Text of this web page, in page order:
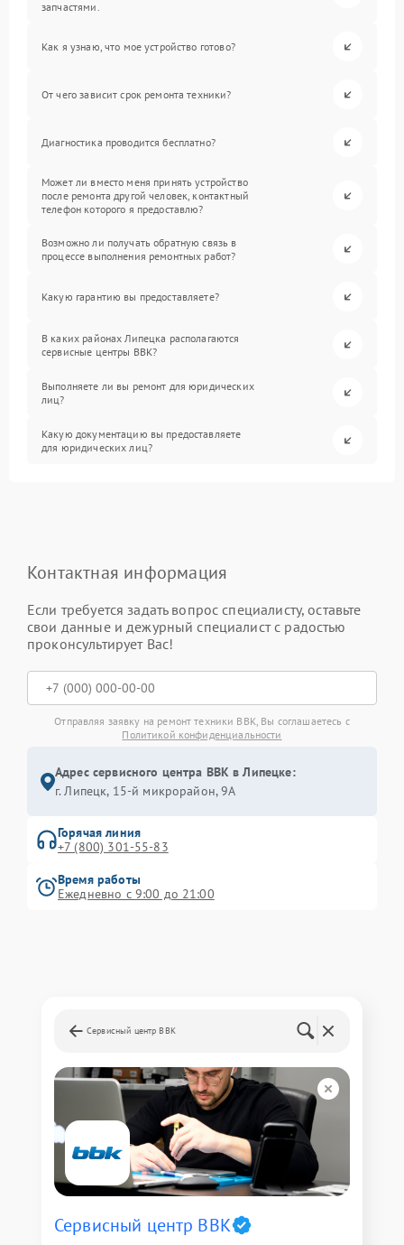
запчастями.
Как я узнаю, что мое устройство готово?
От чего зависит срок ремонта техники?
Диагностика проводится бесплатно?
Может ли вместо меня принять устройство
после ремонта другой человек, контактный
телефон которого я предоставлю?
Возможно ли получать обратную связь в
процессе выполнения ремонтных работ?
Какую гарантию вы предоставляете?
В каких районах Липецка располагаются
сервисные центры BBK?
Выполняете ли вы ремонт для юридических
лиц?
Какую документацию вы предоставляете
для юридических лиц?
Контактная информация
Если требуется задать вопрос специалисту, оставьте
свои данные и дежурный специалист с радостью
проконсультирует Вас!
Отправляя заявку на ремонт техники BBK, Вы соглашаетесь с
Политикой конфиденциальности
Адрес сервисного центра BBK в Липецке:
г. Липецк, 15-й микрорайон, 9А
Горячая линия
+7 (800) 301-55-83
Время работы
Ежедневно с 9:00 до 21:00
Сервисный центр BBK
Сервисный центр BBK